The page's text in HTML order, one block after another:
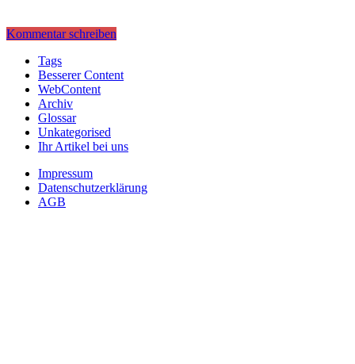
Kommentar schreiben
Tags
Besserer Content
WebContent
Archiv
Glossar
Unkategorised
Ihr Artikel bei uns
Impressum
Datenschutzerklärung
AGB